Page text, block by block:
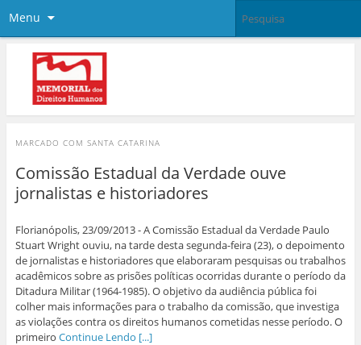
Menu
MARCADO COM SANTA CATARINA
Comissão Estadual da Verdade ouve
jornalistas e historiadores
Florianópolis, 23/09/2013 - A Comissão Estadual da Verdade Paulo
Stuart Wright ouviu, na tarde desta segunda-feira (23), o depoimento
de jornalistas e historiadores que elaboraram pesquisas ou trabalhos
acadêmicos sobre as prisões políticas ocorridas durante o período da
Ditadura Militar (1964-1985). O objetivo da audiência pública foi
colher mais informações para o trabalho da comissão, que investiga
as violações contra os direitos humanos cometidas nesse período. O
primeiro Continue Lendo [...]